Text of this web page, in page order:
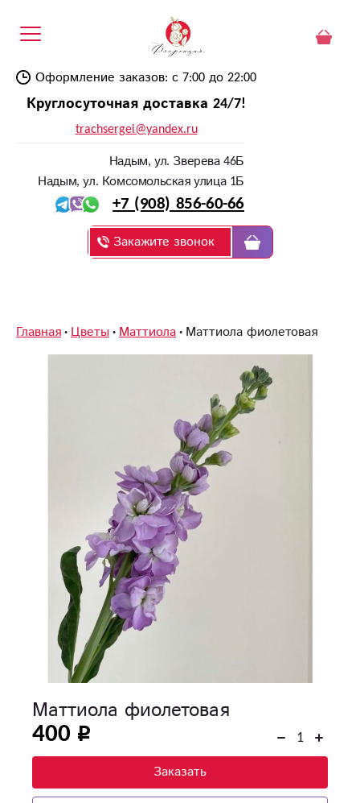
Оформление заказов: с 7:00 до 22:00
Круглосуточная доставка 24/7!
trachsergei@yandex.ru
Надым, ул. Зверева 46Б
Надым, ул. Комсомольская улица 1Б
+7 (908) 856-60-66
Закажите звонок
Главная Цветы Маттиола Маттиола фиолетовая
Маттиола фиолетовая
400
Заказать